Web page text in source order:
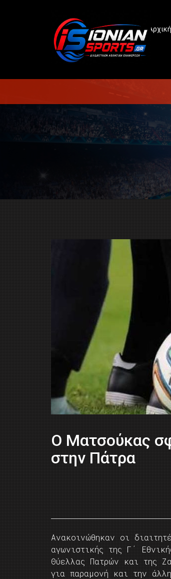
Αρχική
O Mατσούκας
στην Πάτρα
Ανακοινώθηκαν οι
αγωνιστικής της Γ΄
Θύελλας Πατρών και της
για παραμονή και την